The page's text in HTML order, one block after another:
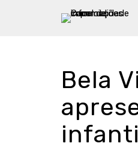
Bela